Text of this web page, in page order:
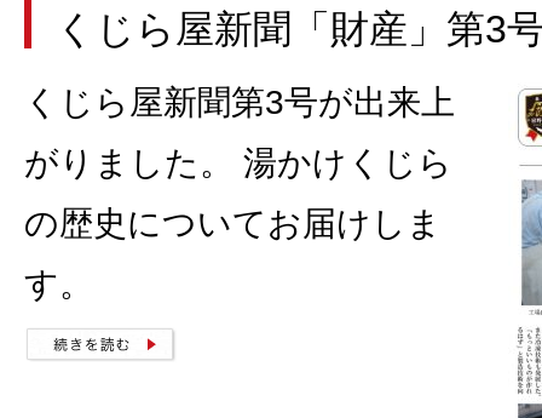
くじら屋新聞「財産」第3
くじら屋新聞第3号が出来上
がりました。 湯かけくじら
の歴史についてお届けしま
す。